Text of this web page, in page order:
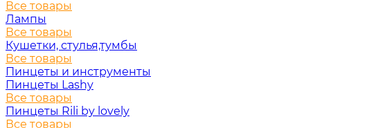
Все товары
Лампы
Все товары
Кушетки, стулья,тумбы
Все товары
Пинцеты и инструменты
Пинцеты Lashy
Все товары
Пинцеты Rili by lovely
Все товары